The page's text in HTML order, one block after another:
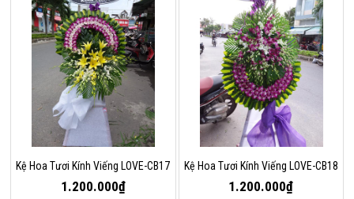
Kệ Hoa Tươi Kính Viếng LOVE-CB17
1.200.000₫
Kệ Hoa Tươi Kính Viếng LOVE-CB18
1.200.000₫